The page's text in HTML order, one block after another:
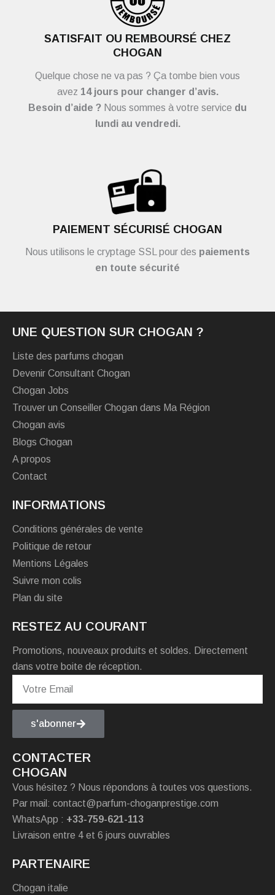
SATISFAIT OU REMBOURSÉ CHEZ
CHOGAN
Quelque chose ne va pas ? Ça tombe bien vous
avez 14 jours pour changer d’avis.
Besoin d’aide ? Nous sommes à votre service du
lundi au vendredi.
PAIEMENT SÉCURISÉ CHOGAN
Nous utilisons le cryptage SSL pour des paiements
en toute sécurité
UNE QUESTION SUR CHOGAN ?
Liste des parfums chogan
Devenir Consultant Chogan
Chogan Jobs
Trouver un Conseiller Chogan dans Ma Région
Chogan avis
Blogs Chogan
A propos
Contact
INFORMATIONS
Conditions générales de vente
Politique de retour
Mentions Légales
Suivre mon colis
Plan du site
RESTEZ AU COURANT
Promotions, nouveaux produits et soldes. Directement
dans votre boite de réception.
s'abonner
CONTACTER
CHOGAN
Vous hésitez ? Nous répondons à toutes vos questions.
Par mail: contact@parfum-choganprestige.com
WhatsApp : +33-759-621-113
Livraison entre 4 et 6 jours ouvrables
PARTENAIRE
Chogan italie